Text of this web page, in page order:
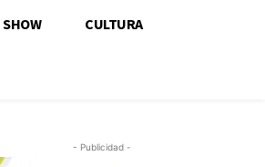
SHOW CULTURA
- Publicidad -